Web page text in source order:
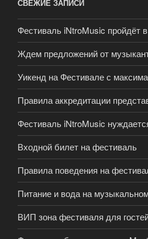
СВЕЖИЕ ЗАПИСИ
Фестиваль iNtroMusic пройдёт
Ждем предложений от
Уикенд на Фестивале с
Правила аккредитации
Фестиваль iNtroMusic
Входной билет на фестиваль
Правила поведения на
Питание и вода на
ВИП зона фестиваля для